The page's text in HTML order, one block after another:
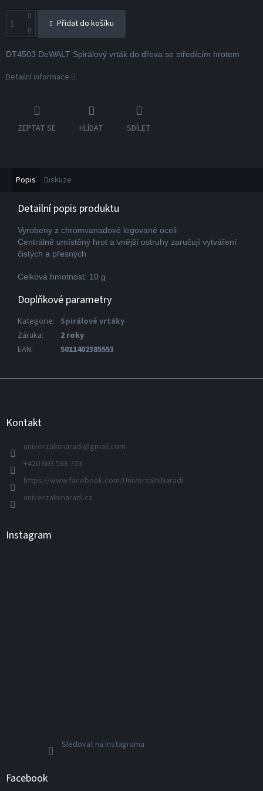
Přidat do košíku
DT4503 DeWALT Spirálový vrták do dřeva se středícím hrotem
Detailní informace
ZEPTAT SE HLÍDAT SDÍLET
Popis Diskuze
Detailní popis produktu
Vyrobeny z chromvanadové legované oceli
Centrálně umístěný hrot a vnější ostruhy zaručují vytváření
čistých a přesných
Celková hmotnost: 10 g
Doplňkové parametry
Kategorie: Spirálové vrtáky
Záruka:
2 roky
EAN: 5011402385553
Z
Kontakt
univerzalninaradi@gmail.com
+420 603 588 723
https://www.facebook.com/UniverzalniNaradi
univerzalninaradi.cz
Instagram
Sledovat na Instagramu
Facebook